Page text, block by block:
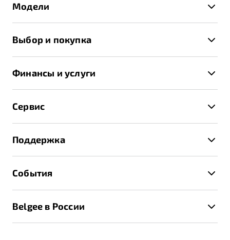
Модели
X70
Выбор и покупка
Спецпредложения и Акции
Записаться на тест-драйв
Получить предложение
Финансы и услуги
Трейд-ин
Страхование
Расчет КАСКО
Сервис
Руководство по эксплуатации
Техническое обслуживание
Калькулятор ТО
Поддержка
Помощь на дорогах
Belgee Линк
События
Контакты
Belgee в России